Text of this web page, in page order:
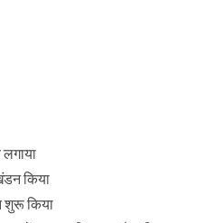
किया
शुरू किया